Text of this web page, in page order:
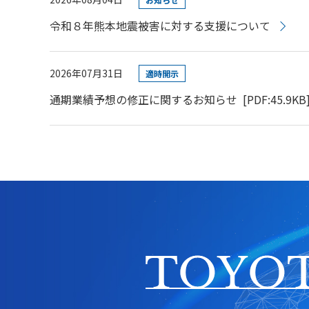
令和８年熊本地震被害に対する支援について
2026年07月31日 適時開示
通期業績予想の修正に関するお知らせ